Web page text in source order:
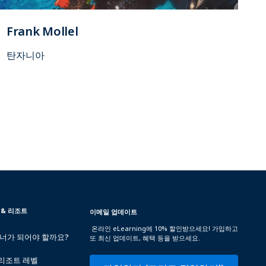
Frank Mollel
탄자니아
이메일 업데이트
온라인 eLearning에 10% 할인받으세요! 가입하고
또 최신 업데이트, 혜택 등을 받으세요.
리조트
가 되어야 할까요?
조트 레벨